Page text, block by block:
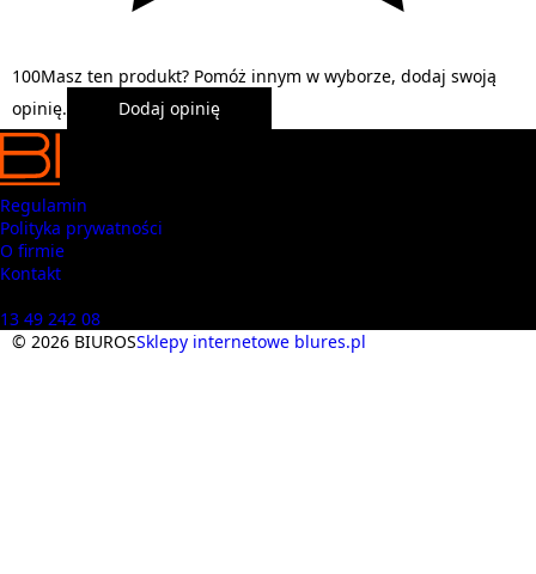
100Masz ten produkt? Pomóż innym w wyborze, dodaj swoją
opinię.
Dodaj opinię
Regulamin
Polityka prywatności
O firmie
Kontakt
13 49 242 08
© 2026 BIUROSSklepy internetowe blures.pl